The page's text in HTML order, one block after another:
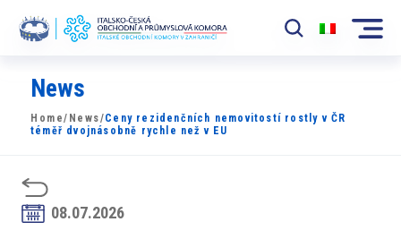
Komora
News
Rozvoj Trhu
News
Home/ News/Ceny rezidenčních nemovitostí rostly v ČR
téměř dvojnásobně rychle než v EU
08.07.2026